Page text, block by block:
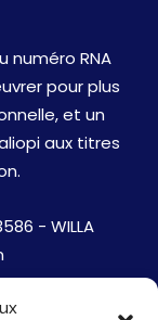
numéro RNA
pour plus
et un
aux titres
- WILLA